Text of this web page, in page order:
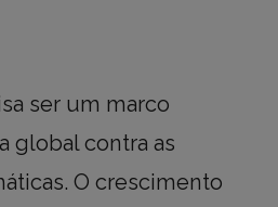
ser um marco
global contra as
O crescimento